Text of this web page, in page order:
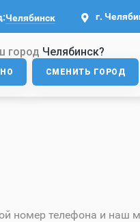
Челябинск
город Челябинск?
СМЕНИТЬ ГОРОД
г.
номер телефона и наш